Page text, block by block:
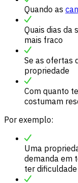
Quando as
Quais dias da
mais fraco
Se as ofertas
propriedade
Com quanto
costumam
Por exemplo:
Uma
demanda em
ter